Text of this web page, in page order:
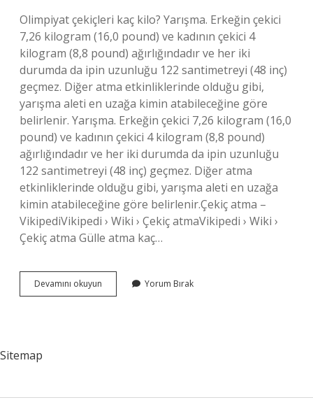
Olimpiyat çekiçleri kaç kilo? Yarışma. Erkeğin çekici
7,26 kilogram (16,0 pound) ve kadının çekici 4
kilogram (8,8 pound) ağırlığındadır ve her iki
durumda da ipin uzunluğu 122 santimetreyi (48 inç)
geçmez. Diğer atma etkinliklerinde olduğu gibi,
yarışma aleti en uzağa kimin atabileceğine göre
belirlenir. Yarışma. Erkeğin çekici 7,26 kilogram (16,0
pound) ve kadının çekici 4 kilogram (8,8 pound)
ağırlığındadır ve her iki durumda da ipin uzunluğu
122 santimetreyi (48 inç) geçmez. Diğer atma
etkinliklerinde olduğu gibi, yarışma aleti en uzağa
kimin atabileceğine göre belirlenir.Çekiç atma –
VikipediVikipedi › Wiki › Çekiç atmaVikipedi › Wiki ›
Çekiç atma Gülle atma kaç…
Devamını okuyun Olimpiyat
Çekiç
Yorum Bırak
Sitemap